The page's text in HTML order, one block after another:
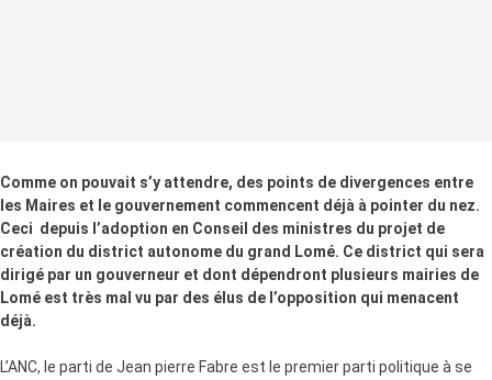
Comme on pouvait s’y attendre, des points de divergences entre
les Maires et le gouvernement commencent déjà à pointer du nez.
Ceci depuis l’adoption en Conseil des ministres du projet de
création du district autonome du grand Lomé. Ce district qui sera
dirigé par un gouverneur et dont dépendront plusieurs mairies de
Lomé est très mal vu par des élus de l’opposition qui menacent
déjà.
L’ANC, le parti de Jean pierre Fabre est le premier parti politique à se